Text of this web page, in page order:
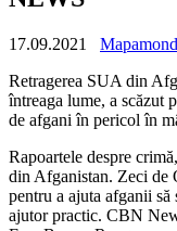
17.09.2021
Retragerea SUA din
întreaga lume, a scăzut
de afgani în pericol în
Rapoartele despre
din Afganistan. Zeci de
pentru a ajuta afganii să
ajutor practic. CBN